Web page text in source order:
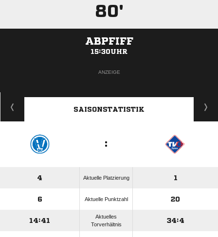
80'
ABPFIFF
15:30UHR
ANZEIGE
SAISONSTATISTIK
:
4 Aktuelle Platzierung 1
6 Aktuelle Punktzahl 20
14:41
Aktuelles
Torverhältnis
34:4